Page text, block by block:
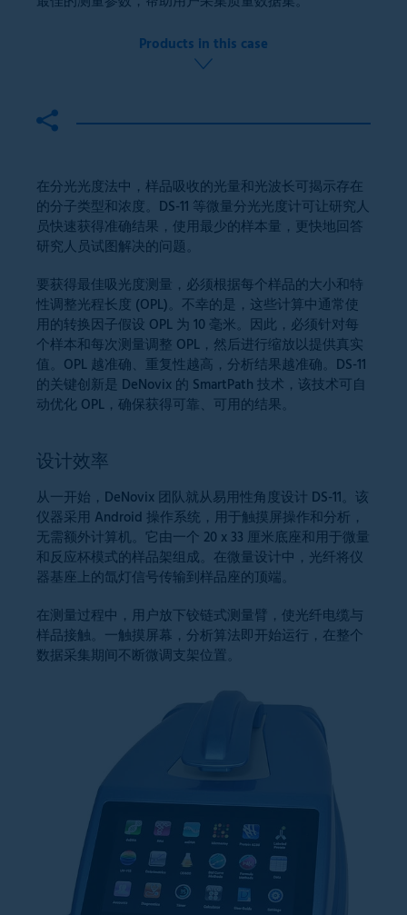
Products in this case
在分光光度法中，样品吸收的光量和光波长可揭示存在
的分子类型和浓度。DS-11 等微量分光光度计可让研究人
员快速获得准确结果，使用最少的样本量，更快地回答
研究人员试图解决的问题。
要获得最佳吸光度测量，必须根据每个样品的大小和特
性调整光程长度 (OPL)。不幸的是，这些计算中通常使
用的转换因子假设 OPL 为 10 毫米。因此，必须针对每
个样本和每次测量调整 OPL，然后进行缩放以提供真实
值。OPL 越准确、重复性越高，分析结果越准确。DS-11
的关键创新是 DeNovix 的 SmartPath 技术，该技术可自
动优化 OPL，确保获得可靠、可用的结果。
设计效率
从一开始，DeNovix 团队就从易用性角度设计 DS-11。该
仪器采用 Android 操作系统，用于触摸屏操作和分析，
无需额外计算机。它由一个 20 x 33 厘米底座和用于微量
和反应杯模式的样品架组成。在微量设计中，光纤将仪
器基座上的氙灯信号传输到样品座的顶端。
在测量过程中，用户放下铰链式测量臂，使光纤电缆与
样品接触。一触摸屏幕，分析算法即开始运行，在整个
数据采集期间不断微调支架位置。